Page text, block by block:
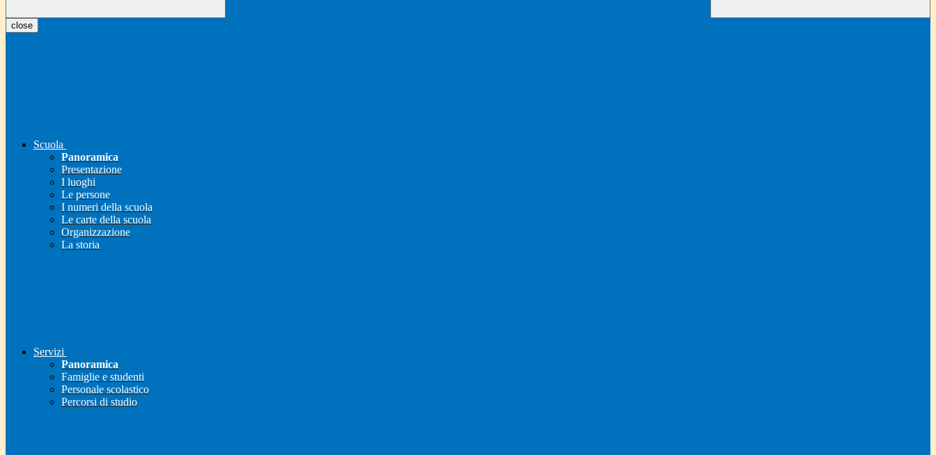
close
Scuola
Panoramica
Presentazione
I luoghi
Le persone
I numeri della scuola
Le carte della scuola
Organizzazione
La storia
Servizi
Panoramica
Famiglie e studenti
Personale scolastico
Percorsi di studio